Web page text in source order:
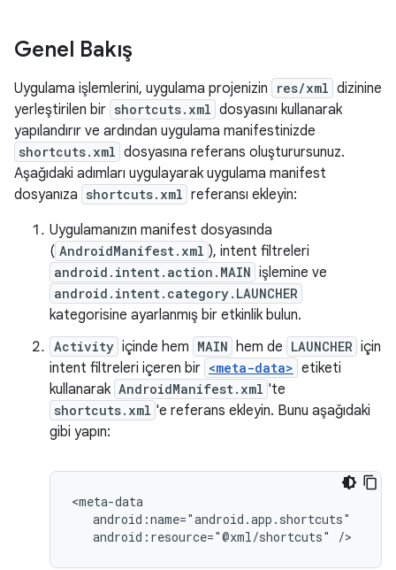
Genel Bakış
Uygulama işlemlerini, uygulama projenizin res/xml dizinine
yerleştirilen bir shortcuts.xml dosyasını kullanarak
yapılandırır ve ardından uygulama manifestinizde
shortcuts.xml dosyasına referans oluşturursunuz.
Aşağıdaki adımları uygulayarak uygulama manifest
dosyanıza shortcuts.xml referansı ekleyin:
Uygulamanızın manifest dosyasında
( AndroidManifest.xml ), intent filtreleri
android.intent.action.MAIN işlemine ve
android.intent.category.LAUNCHER
kategorisine ayarlanmış bir etkinlik bulun.
Activity içinde hem MAIN hem de LAUNCHER için
intent filtreleri içeren bir <meta-data> etiketi
kullanarak AndroidManifest.xml 'te
shortcuts.xml 'e referans ekleyin. Bunu aşağıdaki
gibi yapın:
android:resource="@xml/shortcuts"